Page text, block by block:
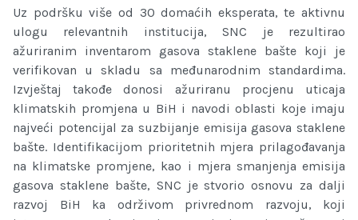
Uz podršku više od 30 domaćih eksperata, te aktivnu
ulogu relevantnih institucija, SNC je rezultirao
ažuriranim inventarom gasova staklene bašte koji je
verifikovan u skladu sa međunarodnim standardima.
Izvještaj takođe donosi ažuriranu procjenu uticaja
klimatskih promjena u BiH i navodi oblasti koje imaju
najveći potencijal za suzbijanje emisija gasova staklene
bašte. Identifikacijom prioritetnih mjera prilagođavanja
na klimatske promjene, kao i mjera smanjenja emisija
gasova staklene bašte, SNC je stvorio osnovu za dalji
razvoj BiH ka održivom privrednom razvoju, koji